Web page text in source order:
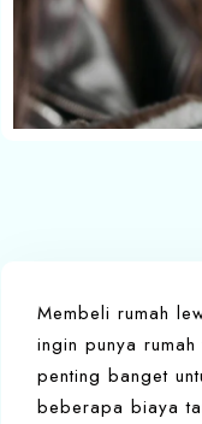
Membeli rumah
ingin punya
penting banget
beberapa biaya